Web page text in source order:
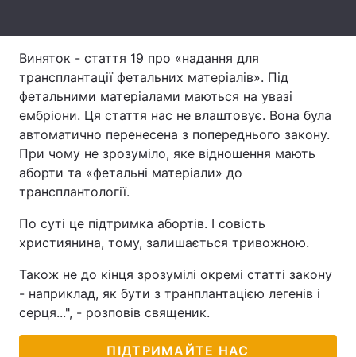
Виняток - стаття 19 про «надання для
трансплантації фетальних матеріалів». Під
фетальними матеріалами маються на увазі
ембріони. Ця стаття нас не влаштовує. Вона була
автоматично перенесена з попереднього закону.
При чому не зрозуміло, яке відношення мають
аборти та «фетальні матеріали» до
трансплантології.
По суті це підтримка абортів. І совість
християнина, тому, залишається тривожною.
Також не до кінця зрозумілі окремі статті закону
- наприклад, як бути з транплантацією легенів і
серця...", - розповів священик.
ПІДТРИМАЙТЕ НАС